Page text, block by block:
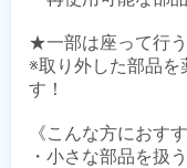
★一部は座って行
※取り外した部品を
す！
《こんな方におすす
・小さな部品を扱